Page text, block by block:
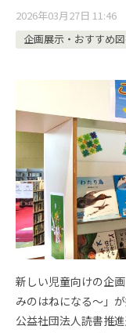
2026年03月27日 11:46
企画展示・おすすめ
新しい児童向けの企
みのはねになる～」が
公益社団法人読書推